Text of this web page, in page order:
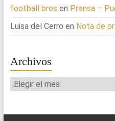
football bros en Prensa –
Luisa del Cerro en Nota de
Archivos
Archivos